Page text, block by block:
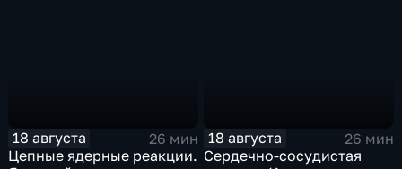
18 августа
26 мин
Цепные ядерные реакции.
18 августа
26 мин
Сердечно-сосудистая